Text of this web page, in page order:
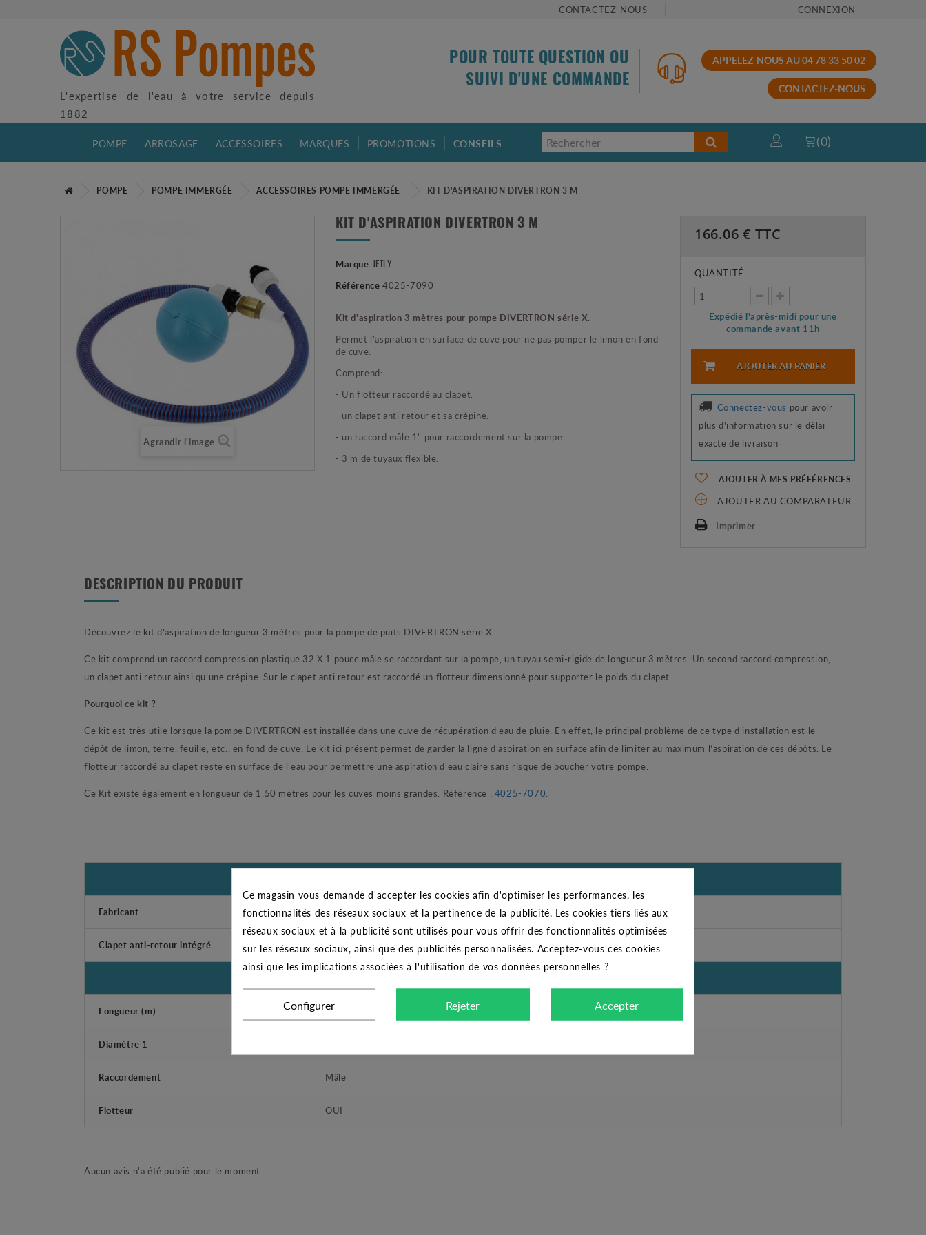
CONTACTEZ-NOUS CONNEXION
L'expertise de l'eau à votre service depuis
1882
POUR TOUTE QUESTION OU
SUIVI D'UNE COMMANDE
APPELEZ-NOUS AU 04 78 33 50 02
CONTACTEZ-NOUS
POMPE ARROSAGE ACCESSOIRES MARQUES PROMOTIONS CONSEILS (0)
POMPE POMPE IMMERGÉE ACCESSOIRES POMPE IMMERGÉE KIT D'ASPIRATION DIVERTRON 3 M
Agrandir l'image
KIT D'ASPIRATION DIVERTRON 3 M
Marque JETLY
Référence 4025-7090
Kit d'aspiration 3 mètres pour pompe DIVERTRON série X.
Permet l'aspiration en surface de cuve pour ne pas pomper le limon en fond
de cuve.
Comprend:
- Un flotteur raccordé au clapet.
- un clapet anti retour et sa crépine.
- un raccord mâle 1" pour raccordement sur la pompe.
- 3 m de tuyaux flexible.
166.06 € TTC
QUANTITÉ
Expédié l'après-midi pour une
commande avant 11h
AJOUTER AU PANIER
Connectez-vous pour avoir
plus d'information sur le délai
exacte de livraison
AJOUTER À MES PRÉFÉRENCES
AJOUTER AU COMPARATEUR
Imprimer
DESCRIPTION DU PRODUIT
Découvrez le kit d’aspiration de longueur 3 mètres pour la pompe de puits DIVERTRON série X.
Ce kit comprend un raccord compression plastique 32 X 1 pouce mâle se raccordant sur la pompe, un tuyau semi-rigide de longueur 3 mètres. Un second raccord compression,
un clapet anti retour ainsi qu’une crépine. Sur le clapet anti retour est raccordé un flotteur dimensionné pour supporter le poids du clapet.
Pourquoi ce kit ?
Ce kit est très utile lorsque la pompe DIVERTRON est installée dans une cuve de récupération d’eau de pluie. En effet, le principal problème de ce type d’installation est le
dépôt de limon, terre, feuille, etc.. en fond de cuve. Le kit ici présent permet de garder la ligne d’aspiration en surface afin de limiter au maximum l’aspiration de ces dépôts. Le
flotteur raccordé au clapet reste en surface de l’eau pour permettre une aspiration d’eau claire sans risque de boucher votre pompe.
Ce Kit existe également en longueur de 1.50 mètres pour les cuves moins grandes. Référence : 4025-7070
Fabricant JETLY
Clapet anti-retour intégré OUI
Longueur (m) 3
Diamètre 1
Raccordement Mâle
Flotteur OUI
Aucun avis n'a été publié pour le moment.
Ce magasin vous demande d'accepter les cookies afin d'optimiser les performances, les
fonctionnalités des réseaux sociaux et la pertinence de la publicité. Les cookies tiers liés aux
réseaux sociaux et à la publicité sont utilisés pour vous offrir des fonctionnalités optimisées
sur les réseaux sociaux, ainsi que des publicités personnalisées. Acceptez-vous ces cookies
ainsi que les implications associées à l'utilisation de vos données personnelles ?
Configurer Rejeter Accepter